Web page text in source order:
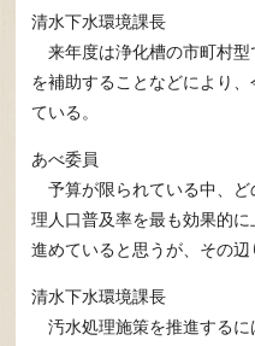
清水下水環境課長
来年度は浄化槽の市町村型
を補助することなどにより
ている。
あべ委員
予算が限られている中、ど
理人口普及率を最も効果的
進めていると思うが、その辺
清水下水環境課長
汚水処理施策を推進するに